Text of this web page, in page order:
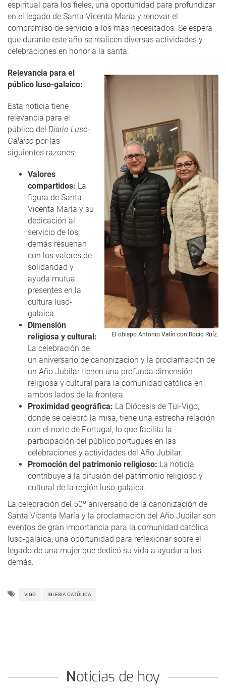
espiritual para los fieles, una oportunidad para profundizar
en el legado de Santa Vicenta María y renovar el
compromiso de servicio a los más necesitados. Se espera
que durante este año se realicen diversas actividades y
celebraciones en honor a la santa.
El obispo Antonio Valín con Rocio Ruíz.
Relevancia para el
público luso-galaico:
Esta noticia tiene
relevancia para el
público del Diario Luso-
Galaico por las
siguientes razones:
Valores
compartidos: La
figura de Santa
Vicenta María y su
dedicación al
servicio de los
demás resuenan
con los valores de
solidaridad y
ayuda mutua
presentes en la
cultura luso-
galaica.
Dimensión
religiosa y cultural:
La celebración de
un aniversario de canonización y la proclamación de
un Año Jubilar tienen una profunda dimensión
religiosa y cultural para la comunidad católica en
ambos lados de la frontera.
Proximidad geográfica: La Diócesis de Tui-Vigo,
donde se celebró la misa, tiene una estrecha relación
con el norte de Portugal, lo que facilita la
participación del público portugués en las
celebraciones y actividades del Año Jubilar.
Promoción del patrimonio religioso: La noticia
contribuye a la difusión del patrimonio religioso y
cultural de la región luso-galaica.
La celebración del 50º aniversario de la canonización de
Santa Vicenta María y la proclamación del Año Jubilar son
eventos de gran importancia para la comunidad católica
luso-galaica, una oportunidad para reflexionar sobre el
legado de una mujer que dedicó su vida a ayudar a los
demás.
VIGO IGLESIA CATÓLICA
Noticias de hoy